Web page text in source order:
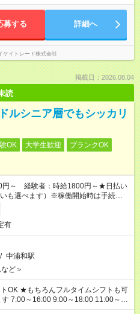
募する 詳細へ
ケイトレード株式会社
掲載日：2026.08.04
読
ルシニア層でもシッカリ
OK 大学生歓迎
ブランクOK
円～ 経験者：時給1800円～★日払い
も選べます）※稼働開始時は手続き完
す。
有
/ 中浦和駅
ど＞
フトも可
7:00～16:00 9:00～18:00 11:00～